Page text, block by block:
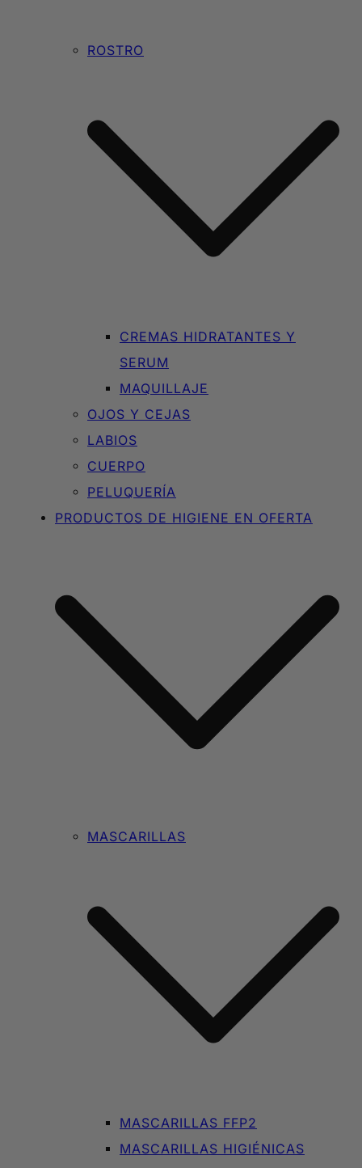
ROSTRO
CREMAS HIDRATANTES Y
SERUM
MAQUILLAJE
OJOS Y CEJAS
LABIOS
CUERPO
PELUQUERÍA
PRODUCTOS DE HIGIENE EN OFERTA
MASCARILLAS
MASCARILLAS FFP2
MASCARILLAS HIGIÉNICAS